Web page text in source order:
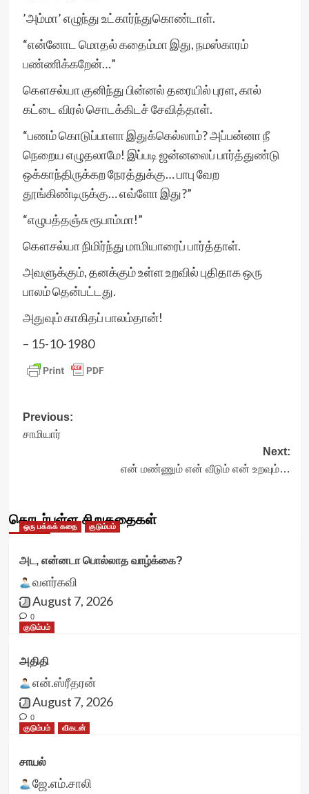
’அம்மா’ எழுந்து உட்கார்ந்துகொண்டாள்.
“என்னோட மொதல் கதைம்மா இது, நமஸ்காரம்
பண்ணிக்கறேன்…”
கௌசல்யா குனிந்து பின்னல் தரையில் புரள, கால்
கட்டை விரல் சொடக்கிடச் சேவித்தாள்.
“பணம் கொடுப்பாளா இதுக்கெல்லாம்? அப்பன்னா நீ
நெறைய எழுதலாமே! இப்படி ஜன்னலைப் பார்த்துண்டு
ஒக்காந்திருக்கற நேரத்துக்கு… பாபு வேற
தூங்கிண்டிருக்கு… எவ்ளோ இது?”
“எழுபத்தஞ்சு ரூபாம்மா!”
கௌசல்யா நிமிர்ந்து மாமியாரைப் பார்த்தாள்.
அவளுக்கும், தனக்கும் உள்ள உறவில் புதிதாக ஒரு
பாலம் தென்பட்டது.
அதுவும் காகிதப் பாலம்தான்!
– 15-10-1980
Post
navigation
Previous:
சாமியார்
Next:
என் மண்ணும் என் வீடும் என் உறவும்…
தொடர்புள்ள சிறுகதைகள்
ஒரு பக்கக் கதை குடும்பம்
அட, என்னடா பொல்லாத வாழ்க்கை?
வளர்கவி
August 7, 2026
0
குடும்பம்
அதிதி
என்.ஸ்ரீதரன்
August 7, 2026
0
குடும்பம்
விகடன்
சாயல்
ஜே.எம்.சாலி